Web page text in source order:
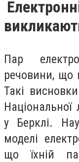
Пар
речовини, що
Такі
Національної
у Берклі.
моделі
що їхній